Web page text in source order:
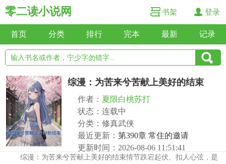
零二读小说网 书架 登录
首页 分类 排行 完本 最新 记录
综漫：为苦来兮苦献上美好的结束
作者： 夏限白桃苏打
状态：连载中
分类：修真武侠
最近更新： 第390章 常住的邀请
更新时间：2026-08-06 11:51:41
综漫：为苦来兮苦献上美好的结束情节跌宕起伏、扣人心弦，是